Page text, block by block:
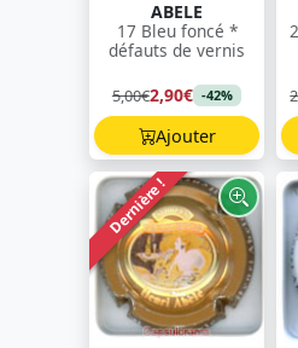
ABELE
17 Bleu foncé *
défauts de vernis
5,00€2,90€ -42%
Ajouter
Dernière !